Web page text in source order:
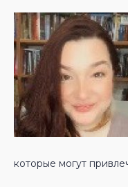
которые могут